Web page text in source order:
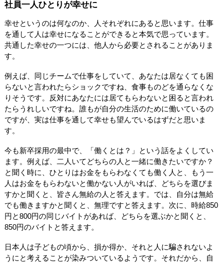
社員一人ひとりが幸せに
幸せというのは何なのか、人それぞれにあると思います。仕事
を通して人は幸せになることができると本気で思っています。
共通した幸せの一つには、他人から必要とされることがありま
す。
例えば、同じチームで仕事をしていて、あなたは居なくても困
らないと言われたらショックですね、食事ものどを通らなくな
りそうです。反対にあなたには居てもらわないと困ると言われ
たらうれしいですね。誰もが自分の生活のために働いているの
ですが、実は仕事を通して幸せも望んでいるはずだと思いま
す。
今も新卒採用の最中で、「働くとは？」という話をよくしてい
ます。例えば、二人いてどちらの人と一緒に働きたいですか？
と聞く時に、ひとりはお金をもらわなくても働く人と、もう一
人はお金をもらわないと働かない人がいれば、どちらを選びま
すかと聞くと、皆さん無給の人と答えます。では、自分は無給
でも働きますかと聞くと、無理ですと答えます。次に、時給850
円と800円の同じバイトがあれば、どちらを選ぶかと聞くと、
850円のバイトと答えます。
日本人は子どもの頃から、損か得か、それと人に騙されないよ
うにと考えることが染みついているようです。それだから、自